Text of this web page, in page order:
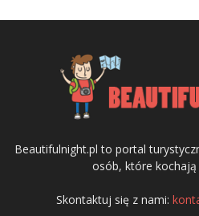
Beautifulnight.pl to portal
osób, które
Skontaktuj się z nami: